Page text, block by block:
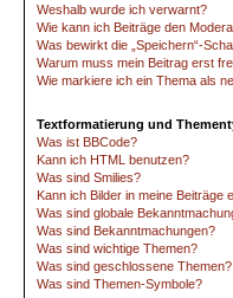
Weshalb wurde ich verwarnt?
Wie kann ich Beiträge den
Was bewirkt die „Speichern“-
Warum muss mein Beitrag erst
Wie markiere ich ein Thema als
Textformatierung und
Was ist BBCode?
Kann ich HTML benutzen?
Was sind Smilies?
Kann ich Bilder in meine Beiträge
Was sind globale
Was sind Bekanntmachungen?
Was sind wichtige Themen?
Was sind geschlossene Themen?
Was sind Themen-Symbole?